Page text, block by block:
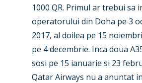
1000 QR. Primul ar trebui sa
operatorului din Doha pe 3
2017, al doilea pe 15
pe 4 decembrie. Inca doua
sosi pe 15 ianuarie si 23
Qatar Airways nu a anuntat